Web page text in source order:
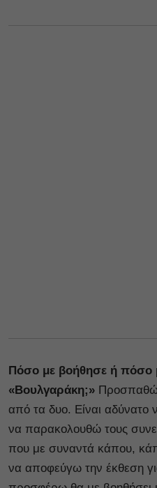
Πόσο με βοήθησε ή πόσο
«Βουλγαράκη;» Προσπαθώ
από τα δυο. Είναι αδύνατο
να παρακολουθώ τους
που με συναντά κάπου,
να αποφεύγω την έκθεση